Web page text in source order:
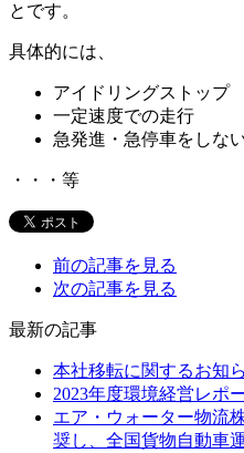
とです。
具体的には、
アイドリングストップ
一定速度での走行
急発進・急停車をしな
・・・等
前の記事を見る
次の記事を見る
最新の記事
本社移転に関するお知
2023年度環境経営レポ
エア・ウォーター物流
奨し、全国貨物自動車